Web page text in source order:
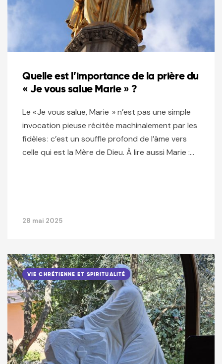
Quelle est l’importance de la prière du
« Je vous salue Marie » ?
Le « Je vous salue, Marie » n’est pas une simple
invocation pieuse récitée machinalement par les
fidèles : c’est un souffle profond de l’âme vers
celle qui est la Mère de Dieu. À lire aussi Marie :…
28 mai 2025
VIE CHRÉTIENNE ET SPIRITUALITÉ